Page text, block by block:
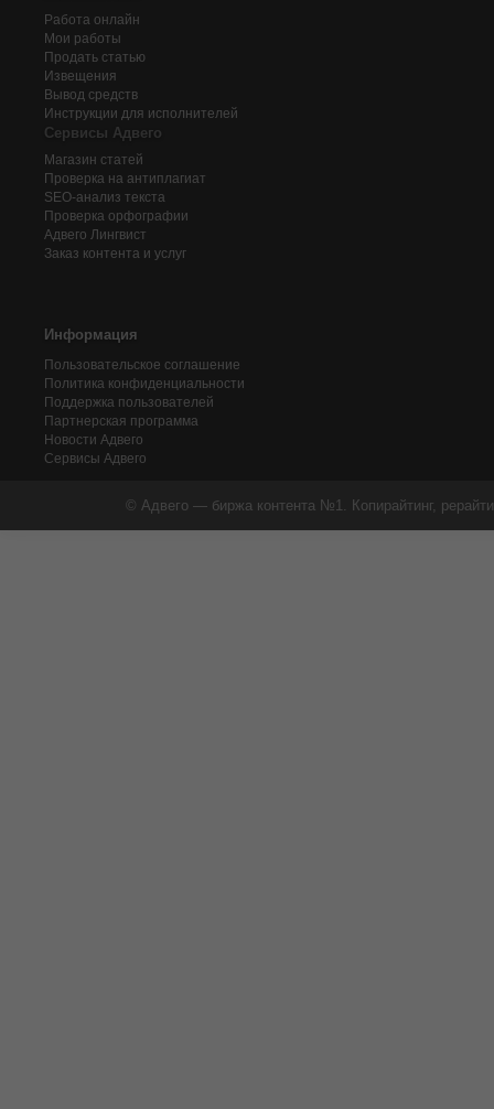
Работа онлайн
Мои работы
Продать статью
Извещения
Вывод средств
Инструкции для исполнителей
Сервисы Адвего
Магазин статей
Проверка на антиплагиат
SEO-анализ текста
Проверка орфографии
Адвего Лингвист
Заказ контента и услуг
Информация
Пользовательское соглашение
Политика конфиденциальности
Поддержка пользователей
Партнерская программа
Новости Адвего
Сервисы Адвего
© Адвего — биржа контента №1. Копирайтинг,